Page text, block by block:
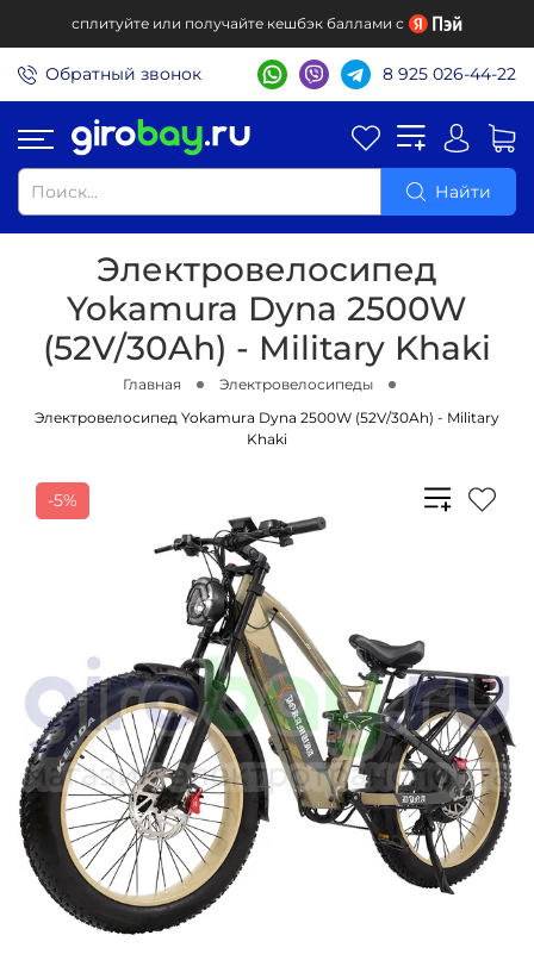
сплитуйте или получайте кешбэк баллами с
Обратный звонок 8 925 026-44-22
Найти
Электровелосипед
Yokamura Dyna 2500W
(52V/30Ah) - Military Khaki
Главная
Электровелосипеды
Электровелосипед Yokamura Dyna 2500W (52V/30Ah) - Military
Khaki
-5%